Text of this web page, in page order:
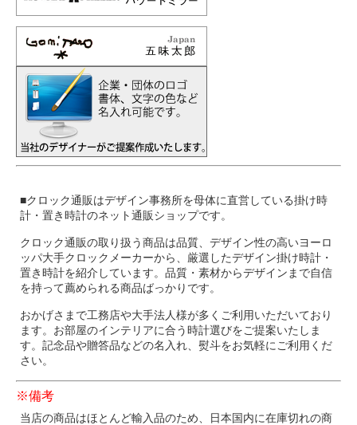
■クロック通販はデザイン事務所を母体に直営している掛け時
計・置き時計のネット通販ショップです。
クロック通販の取り扱う商品は品質、デザイン性の高いヨーロ
ッパ大手クロックメーカーから、厳選したデザイン掛け時計・
置き時計を紹介しています。品質・素材からデザインまで自信
を持って薦められる商品ばっかりです。
おかげさまで工務店や大手法人様が多くご利用いただいており
ます。お部屋のインテリアに合う時計選びをご提案いたしま
す。記念品や贈答品などの名入れ、熨斗をお気軽にご利用くだ
さい。
※備考
当店の商品はほとんど輸入品のため、日本国内に在庫切れの商